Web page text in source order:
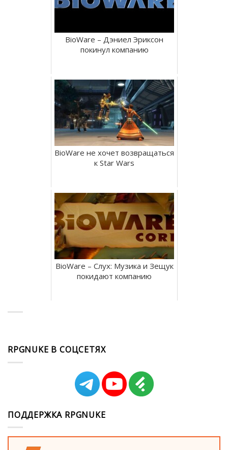
BioWare – Дэниел Эриксон
покинул компанию
BioWare не хочет возвращаться
к Star Wars
BioWare – Слух: Музика и Зещук
покидают компанию
RPGNUKE В СОЦСЕТЯХ
ПОДДЕРЖКА RPGNUKE